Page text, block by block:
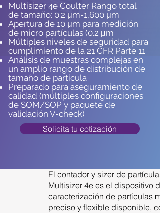
Multisizer 4e Coulter Rango total
de tamaño: 0.2 μm-1,600 μm
Apertura de 10 μm para medición
de micro partículas (0.2 μm
Múltiples niveles de seguridad para
cumplimiento de la 21 CFR Parte 11
Análisis de muestras complejas en
un amplio rango de distribución de
tamaño de partícula
Preparado para aseguramiento de
calidad (múltiples configuraciones
de SOM/SOP y paquete de
validación V-check)
Solicita tu cotización
El contador y sizer de partículas
Multisizer 4e es el dispositivo de
caracterización de partículas
preciso y flexible disponible,